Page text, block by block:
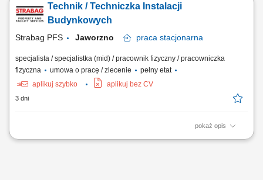
przeglądy oraz konserwacja urządzeń technicznych. Usuwanie awarii i
bieżące reagowanie na zgłoszenia serwisowe. Współpraca z
Technik / Techniczka Instalacji
Budynkowych
Strabag PFS Jaworzno praca stacjonarna
specjalista / specjalistka (mid) / pracownik fizyczny / pracowniczka
fizyczna
umowa o pracę / zlecenie
pełny etat
aplikuj szybko
aplikuj bez CV
3 dni
pokaż opis
Opis stanowiska Utrzymanie sprawności instalacji budynkowych: